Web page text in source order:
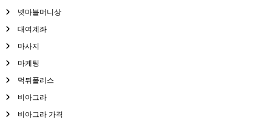
넷마블머니상
대여계좌
마사지
마케팅
먹튀폴리스
비아그라
비아그라 가격